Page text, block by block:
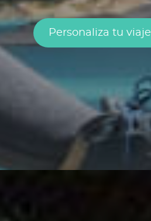
Personaliza tu viaje